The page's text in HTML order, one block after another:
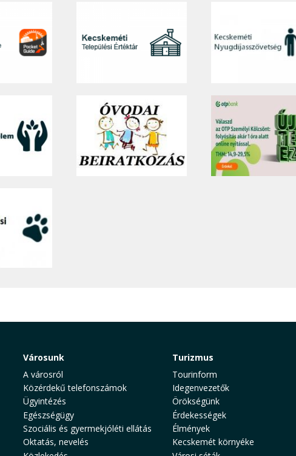
Városunk
A városról
Közérdekű telefonszámok
Ügyintézés
Egészségügy
Szociális és gyermekjóléti ellátás
Oktatás, nevelés
Turizmus
Tourinform
Idegenvezetők
Örökségünk
Érdekességek
Élmények
Kecskemét környéke